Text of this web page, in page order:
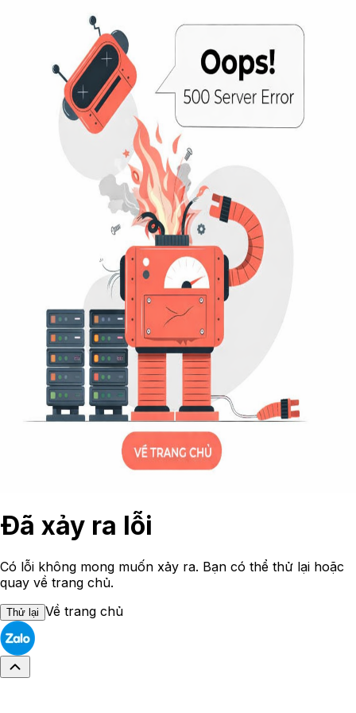
Đã xảy ra lỗi
Có lỗi không mong muốn xảy ra. Bạn có thể thử lại hoặc
quay về trang chủ.
Thử lại Về trang chủ